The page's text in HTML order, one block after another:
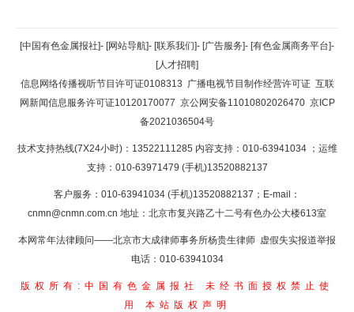
返回顶部
返回首页
[中国有色金属报社]- [网站导航]- [联系我们]- [广告服务]- [有色金属商务平台]-
[人才招聘]
信息网络传播视听节目许可证0108313 广播电视节目制作经营许可证 互联
网新闻信息服务许可证10120170077 京公网安备11010802026470 京ICP
备2021036504号
技术支持热线(7X24小时)：13522111285 内容支持：010-63941034 ；运维
支持：010-63971479 (手机)13520882137
客户服务：010-63941034 (手机)13520882137；E-mail：
cnmn@cnmn.com.cn 地址：北京市复兴路乙十二号有色办公大楼613室
本网常年法律顾问——北京市大成律师事务所杨贵生律师 虚假失实报道举报
电话：010-63941034
版权所有:中国有色金属报社
未经书面授权禁止使
用 本站版权声明